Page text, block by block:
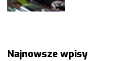
Najnowsze wpisy